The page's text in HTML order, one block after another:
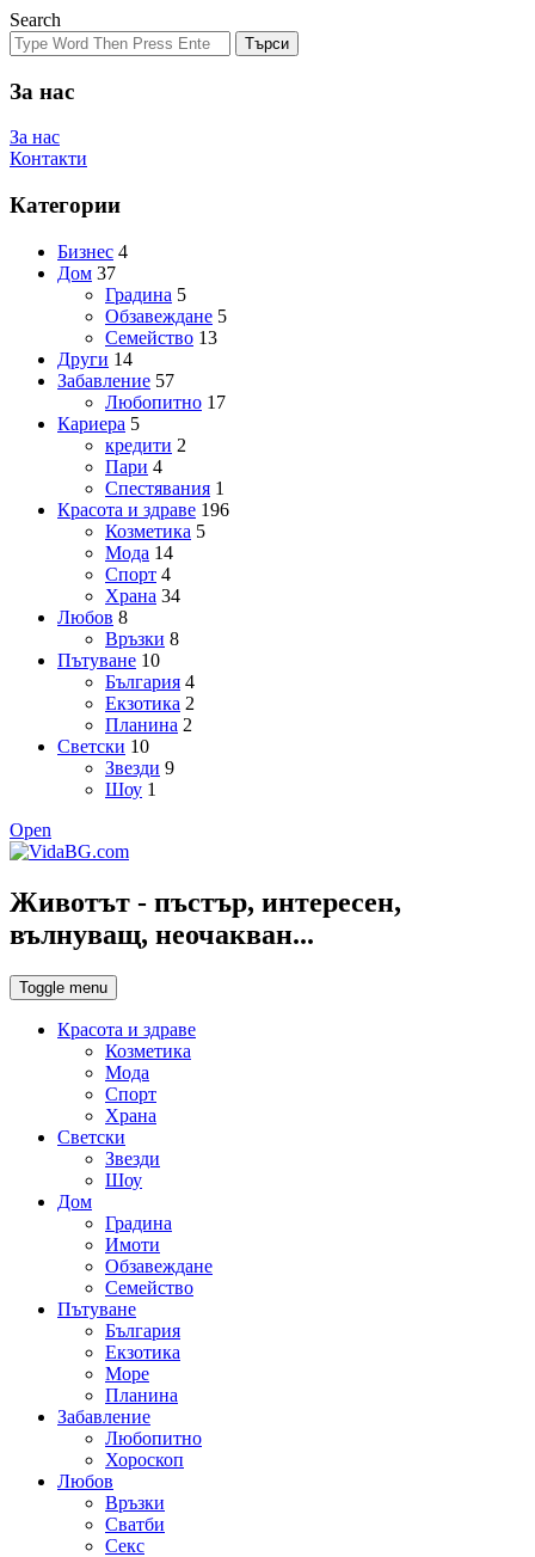
Search
Търси
За нас
За нас
Контакти
Категории
Бизнес 4
Дом 37
Градина 5
Обзавеждане 5
Семейство 13
Други 14
Забавление 57
Любопитно 17
Кариера 5
кредити 2
Пари 4
Спестявания 1
Красота и здраве 196
Козметика 5
Мода 14
Спорт 4
Храна 34
Любов 8
Връзки 8
Пътуване 10
България 4
Екзотика 2
Планина 2
Светски 10
Звезди 9
Шоу 1
Open
Животът - пъстър, интересен,
вълнуващ, неочакван...
Toggle menu
Красота и здраве
Козметика
Мода
Спорт
Храна
Светски
Звезди
Шоу
Дом
Градина
Имоти
Обзавеждане
Семейство
Пътуване
България
Екзотика
Море
Планина
Забавление
Любопитно
Хороскоп
Любов
Връзки
Сватби
Секс